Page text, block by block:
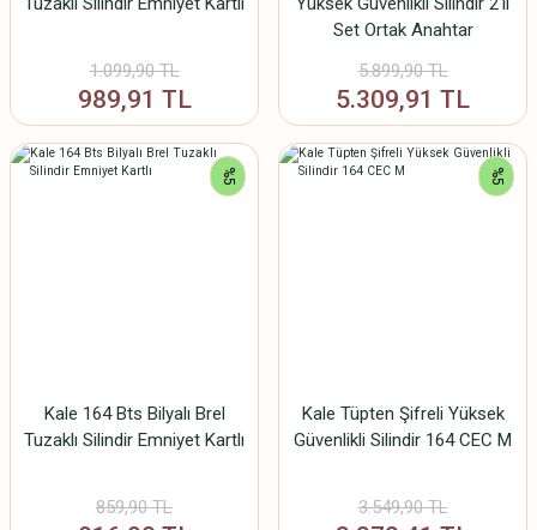
1.099,90 TL
989,91 TL
Set Ortak Anahtar
5.899,90 TL
5.309,91 TL
%5
Kale 164 Bts Bilyalı Brel
Tuzaklı Silindir Emniyet Kartlı
859,90 TL
%5
Kale Tüpten Şifreli Yüksek
Güvenlikli Silindir 164 CEC M
3.549,90 TL